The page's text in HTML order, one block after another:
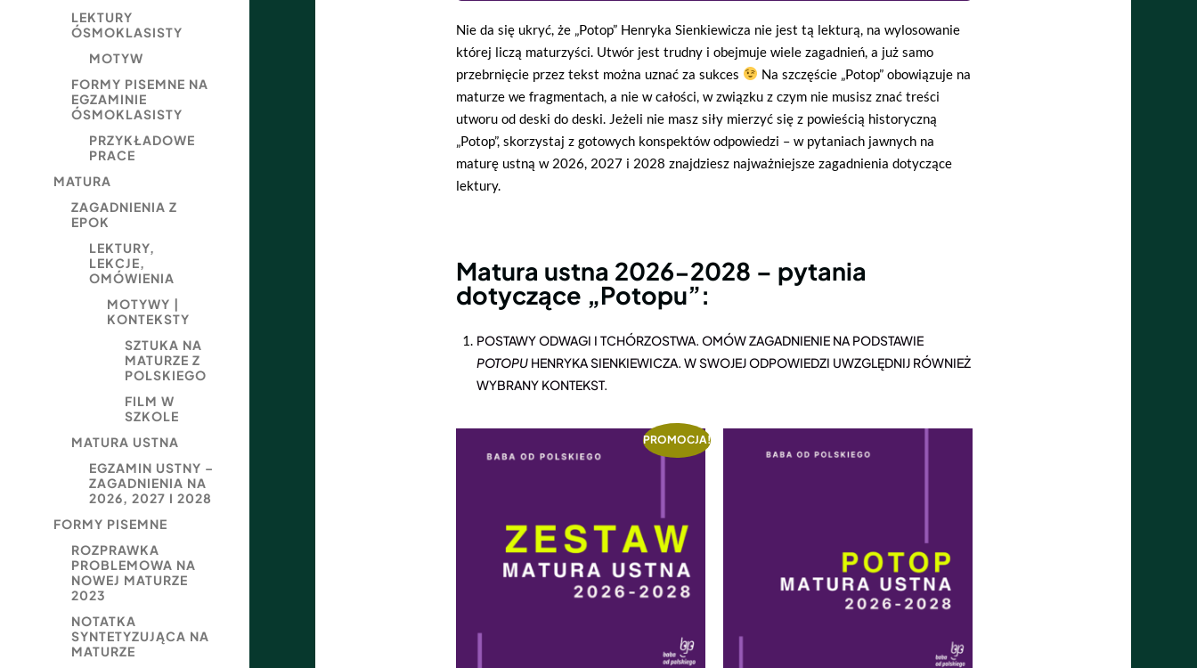
LEKTURY
ÓSMOKLASISTY
MOTYW
FORMY PISEMNE NA
EGZAMINIE
ÓSMOKLASISTY
PRZYKŁADOWE
PRACE
MATURA
ZAGADNIENIA Z
EPOK
LEKTURY,
LEKCJE,
OMÓWIENIA
MOTYWY |
KONTEKSTY
SZTUKA NA
MATURZE Z
POLSKIEGO
FILM W
SZKOLE
MATURA USTNA
EGZAMIN USTNY –
ZAGADNIENIA NA
2026, 2027 I 2028
FORMY PISEMNE
ROZPRAWKA
PROBLEMOWA NA
NOWEJ MATURZE
2023
NOTATKA
SYNTETYZUJĄCA NA
MATURZE
Nie da się ukryć, że „Potop” Henryka Sienkiewicza nie jest tą lekturą, na wylosowanie
której liczą maturzyści. Utwór jest trudny i obejmuje wiele zagadnień, a już samo
przebrnięcie przez tekst można uznać za sukces
Na szczęście „Potop” obowiązuje na
maturze we fragmentach, a nie w całości, w związku z czym nie musisz znać treści
utworu od deski do deski. Jeżeli nie masz siły mierzyć się z powieścią historyczną
„Potop”, skorzystaj z gotowych konspektów odpowiedzi – w pytaniach jawnych na
maturę ustną w 2026, 2027 i 2028 znajdziesz najważniejsze zagadnienia dotyczące
lektury.
Matura ustna 2026-2028 – pytania
dotyczące „Potopu”:
POSTAWY ODWAGI I TCHÓRZOSTWA. OMÓW ZAGADNIENIE NA PODSTAWIE
POTOPUHENRYKA SIENKIEWICZA. W SWOJEJ ODPOWIEDZI UWZGLĘDNIJ RÓWNIEŻ
WYBRANY KONTEKST.
PROMOCJA!